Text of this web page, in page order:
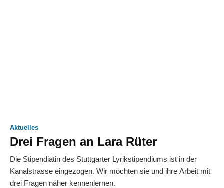
Aktuelles
Drei Fragen an Lara Rüter
Die Stipendiatin des Stuttgarter Lyrikstipendiums ist in der
Kanalstrasse eingezogen. Wir möchten sie und ihre Arbeit mit
drei Fragen näher kennenlernen.